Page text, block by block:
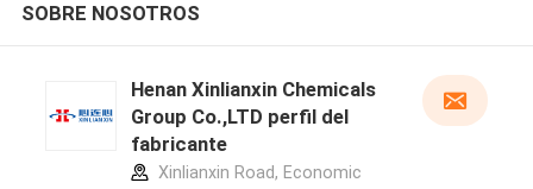
SOBRE NOSOTROS
Henan Xinlianxin Chemicals
Group Co.,LTD perfil del
fabricante
Xinlianxin Road, Economic